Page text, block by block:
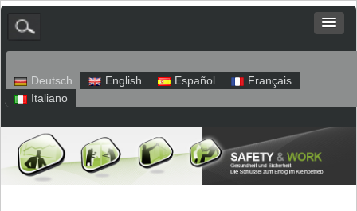
Deutsch English Español
Français
Italiano
Sitemap Impressum